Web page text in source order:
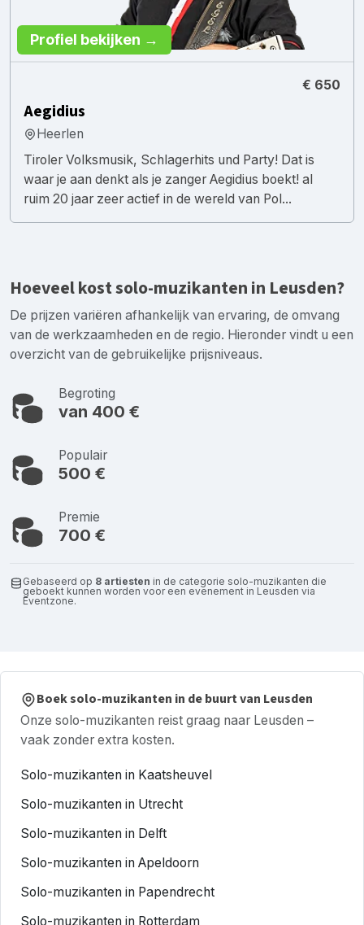
Profiel bekijken →
€ 650
Aegidius
Heerlen
Tiroler Volksmusik, Schlagerhits und Party! Dat is
waar je aan denkt als je zanger Aegidius boekt! al
ruim 20 jaar zeer actief in de wereld van Pol...
Hoeveel kost solo-muzikanten in Leusden?
De prijzen variëren afhankelijk van ervaring, de omvang
van de werkzaamheden en de regio. Hieronder vindt u een
overzicht van de gebruikelijke prijsniveaus.
Begroting
van 400 €
Populair
500 €
Premie
700 €
Gebaseerd op 8 artiesten in de categorie solo-muzikanten die
geboekt kunnen worden voor een evenement in Leusden via
Eventzone.
Boek solo-muzikanten in de buurt van Leusden
Onze solo-muzikanten reist graag naar Leusden –
vaak zonder extra kosten.
Solo-muzikanten in Kaatsheuvel
Solo-muzikanten in Utrecht
Solo-muzikanten in Delft
Solo-muzikanten in Apeldoorn
Solo-muzikanten in Papendrecht
Solo-muzikanten in Rotterdam